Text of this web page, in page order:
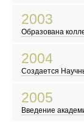
В Китае
В России
2003
Образована
Российский
В России
2004
Создается
Разрушительное
Марк Цукерберг
2005
Введение